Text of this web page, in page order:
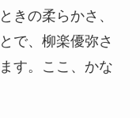
きの柔らかさ、
で、柳楽優弥さ
す。ここ、かな